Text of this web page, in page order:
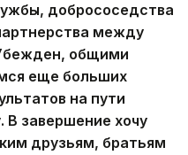
добрососедства
между
общими
еще больших
на пути
В завершение хочу
друзьям, братьям